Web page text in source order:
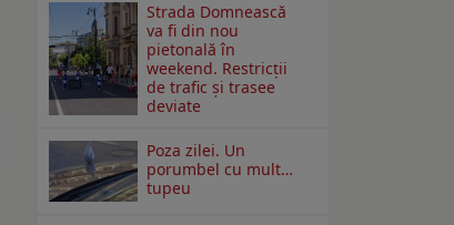
Strada Domnească
va fi din nou
pietonală în
weekend. Restricţii
de trafic şi trasee
deviate
Poza zilei. Un
porumbel cu mult…
tupeu